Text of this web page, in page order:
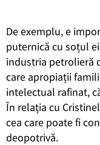
De exemplu, e
puternică cu soțul
industria petrolieră
care apropiații
intelectual rafinat,
În relația cu
cea care poate fi
deopotrivă.